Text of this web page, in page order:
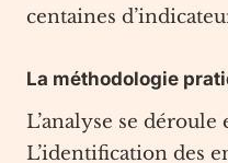
centaines
La méthodologie
L’analyse se
L’identification des